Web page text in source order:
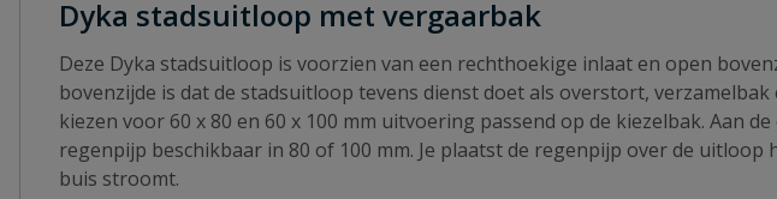
Dyka stadsuitloop met vergaarbak
Deze Dyka stadsuitloop is voorzien van een rechthoekige inlaat en open
bovenzijde is dat de stadsuitloop tevens dienst doet als overstort,
kiezen voor 60 x 80 en 60 x 100 mm uitvoering passend op de kiezelbak. Aan
regenpijp beschikbaar in 80 of 100 mm. Je plaatst de regenpijp over de
buis stroomt.